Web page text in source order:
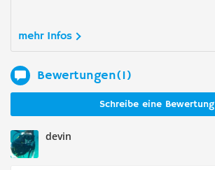
mehr Infos
Bewertungen(1)
Schreibe eine Bewertung
devin